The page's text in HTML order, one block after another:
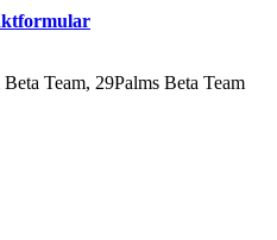
Team, 29Palms Beta Team